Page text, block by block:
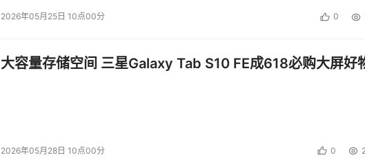
2026年05月25日 10点00分 0
大容量存储空间 三星Galaxy Tab S10 FE成618必购大屏好
2026年05月28日 10点00分 0